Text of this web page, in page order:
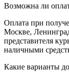
Возможна ли
Оплата при
Москве,
представителя
наличными
Какие варианты